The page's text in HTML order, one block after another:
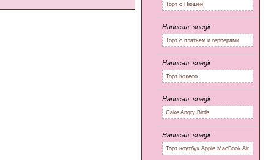
Торт с Нюшей
Написал: snegir
Торт с платьем и герберами
Написал: snegir
Торт Колесо
Написал: snegir
Cake Angry Birds
Написал: snegir
Торт ноутбук Apple MacBook Air